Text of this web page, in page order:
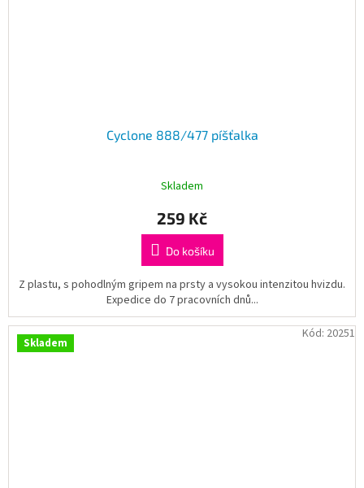
Cyclone 888/477 píšťalka
Skladem
259 Kč
Do košíku
Z plastu, s pohodlným gripem na prsty a vysokou intenzitou hvizdu.
Expedice do 7 pracovních dnů...
Skladem
Kód: 20251